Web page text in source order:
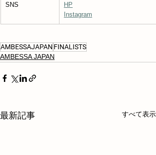
SNS
HP
Instagram
AMBESSAJAPAN FINALISTS
AMBESSA JAPAN
最新記事 すべて表示